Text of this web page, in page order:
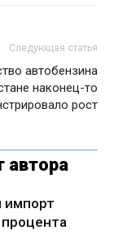
Следующая статья
автобензина
наконец-то
рост
автора
импорт
процента